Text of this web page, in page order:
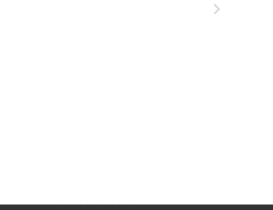
Azotowych Spółka Akcyjna w Tarnowie-